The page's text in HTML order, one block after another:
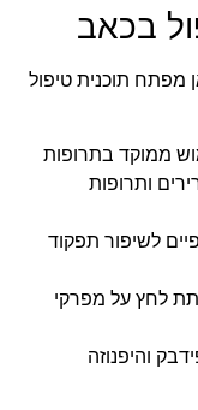
בכאב
מפתח תוכנית טיפול
ממוקד בתרופות
ותרופות
לשיפור תפקוד
לחץ על מפרקי
והיפנוזה